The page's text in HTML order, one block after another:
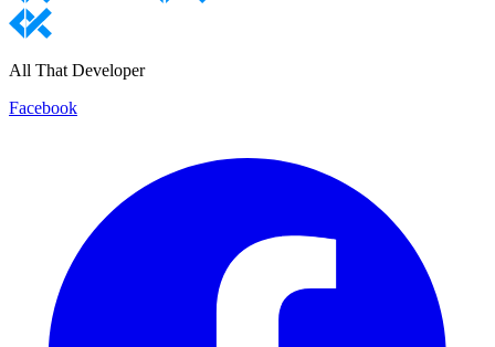
All That Developer
Facebook